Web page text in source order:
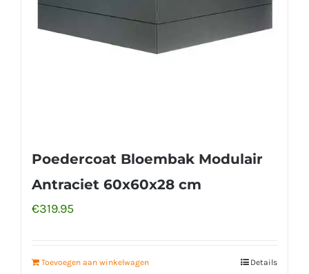
Poedercoat Bloembak Modulair
Antraciet 60x60x28 cm
€319.95
Toevoegen aan winkelwagen Details